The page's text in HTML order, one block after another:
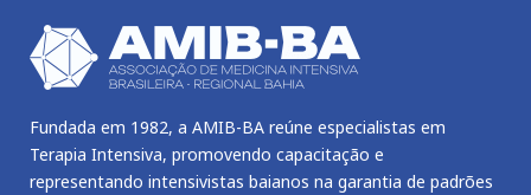
Fundada em 1982, a AMIB-BA reúne especialistas em
Terapia Intensiva, promovendo capacitação e
representando intensivistas baianos na garantia de padrões